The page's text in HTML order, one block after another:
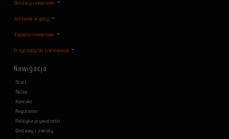
Oklulary rowerowe
Jedzenie w góry
Zapięcia rowerowe
Przyrządy do trenowania
Nawigacja
Start
Sklep
Kontakt
Regulamin
Polityka prywatności
Dostawy i zwroty